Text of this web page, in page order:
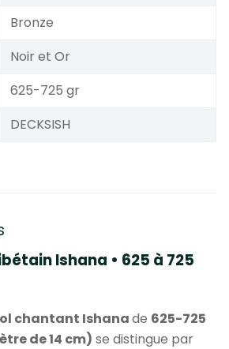
Bronze
Noir et Or
625-725 gr
DECKSISH
Ishana • 625 à 725
chantant Ishanade 625-725
de 14 cm) se distingue par